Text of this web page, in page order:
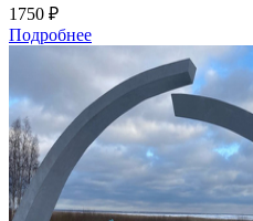
1750 ₽
Подробнее